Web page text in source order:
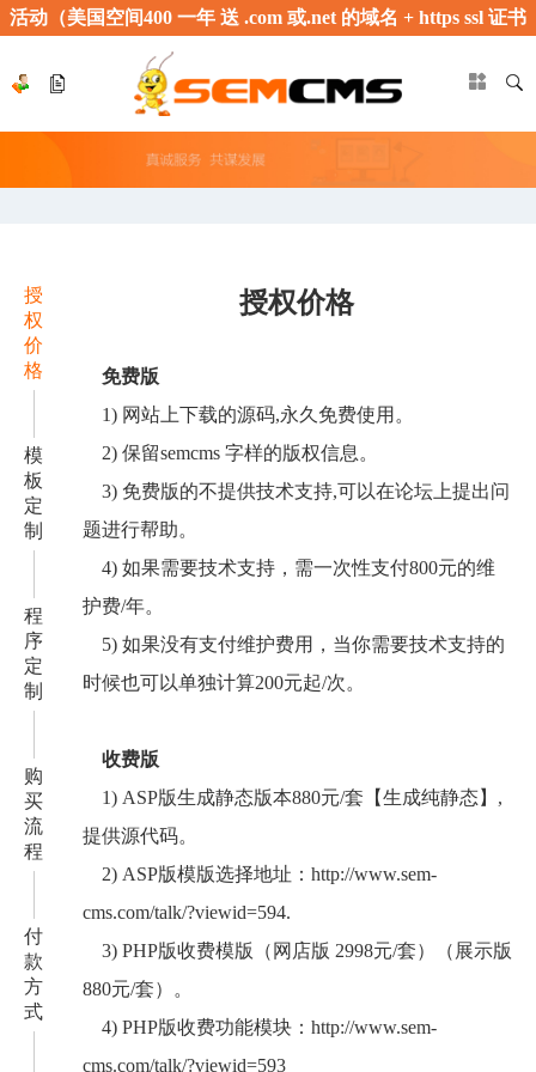
活动（美国空间400 一年 送 .com 或.net 的域名 + https ssl 证书
价值（1999元），只限使用本系统的客户，免费安装系统）
授
权
价
格
模
板
定
制
程
序
定
制
购
买
流
程
付
款
方
式
授权价格
免费版
1) 网站上下载的源码,永久免费使用。
2) 保留semcms 字样的版权信息。
3) 免费版的不提供技术支持,可以在论坛上提出问
题进行帮助。
4) 如果需要技术支持，需一次性支付800元的维
护费/年。
5) 如果没有支付维护费用，当你需要技术支持的
时候也可以单独计算200元起/次。
收费版
1) ASP版生成静态版本880元/套【生成纯静态】,
提供源代码。
2) ASP版模版选择地址： http://www.sem-
cms.com/talk/?viewid=594.
3) PHP版收费模版（网店版 2998元/套）（展示版
880元/套）。
4) PHP版收费功能模块： http://www.sem-
cms.com/talk/?viewid=593